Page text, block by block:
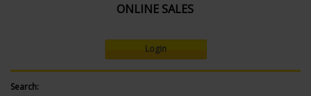
ONLINE SALES
Login
Search: